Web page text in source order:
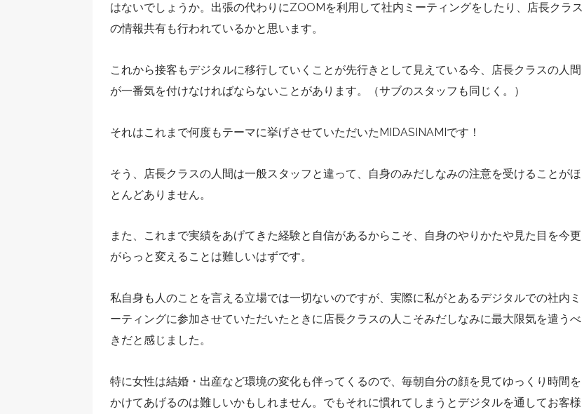
はないでしょうか。出張の代わりにZOOMを利用して社内ミーティングをしたり、店長クラス
の情報共有も行われているかと思います。
これから接客もデジタルに移行していくことが先行きとして見えている今、店長クラスの人間
が一番気を付けなければならないことがあります。（サブのスタッフも同じく。）
それはこれまで何度もテーマに挙げさせていただいたMIDASINAMIです！
そう、店長クラスの人間は一般スタッフと違って、自身のみだしなみの注意を受けることがほ
とんどありません。
また、これまで実績をあげてきた経験と自信があるからこそ、自身のやりかたや見た目を今更
がらっと変えることは難しいはずです。
私自身も人のことを言える立場では一切ないのですが、実際に私がとあるデジタルでの社内ミ
ーティングに参加させていただいたときに店長クラスの人こそみだしなみに最大限気を遣うべ
きだと感じました。
特に女性は結婚・出産など環境の変化も伴ってくるので、毎朝自分の顔を見てゆっくり時間を
かけてあげるのは難しいかもしれません。でもそれに慣れてしまうとデジタルを通してお客様